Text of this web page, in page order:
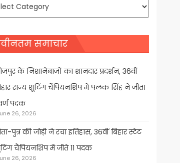
समाचार
के निशानेबाजों का शानदार प्रदर्शन, 36वीं
राज्य शूटिंग चैंपियनशिप में पलक सिंह ने जीता
पदक
26, 2026
पुत्र की जोड़ी ने रचा इतिहास, 36वीं बिहार स्टेट
चैंपियनशिप में जीते 11 पदक
26, 2026